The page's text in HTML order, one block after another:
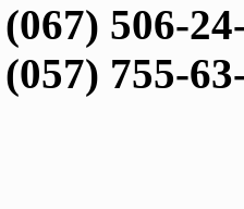
(067) 506-
(057) 755-